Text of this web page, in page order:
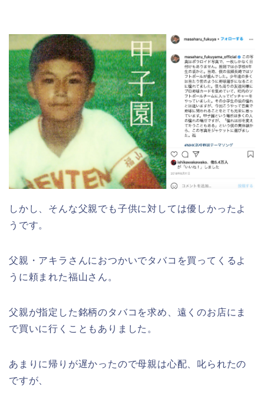
しかし、そんな父親でも子供に対しては優しかったよ
うです。
父親・アキラさんにおつかいでタバコを買ってくるよ
うに頼まれた福山さん。
父親が指定した銘柄のタバコを求め、遠くのお店にま
で買いに行くこともありました。
あまりに帰りが遅かったので母親は心配、叱られたの
ですが、